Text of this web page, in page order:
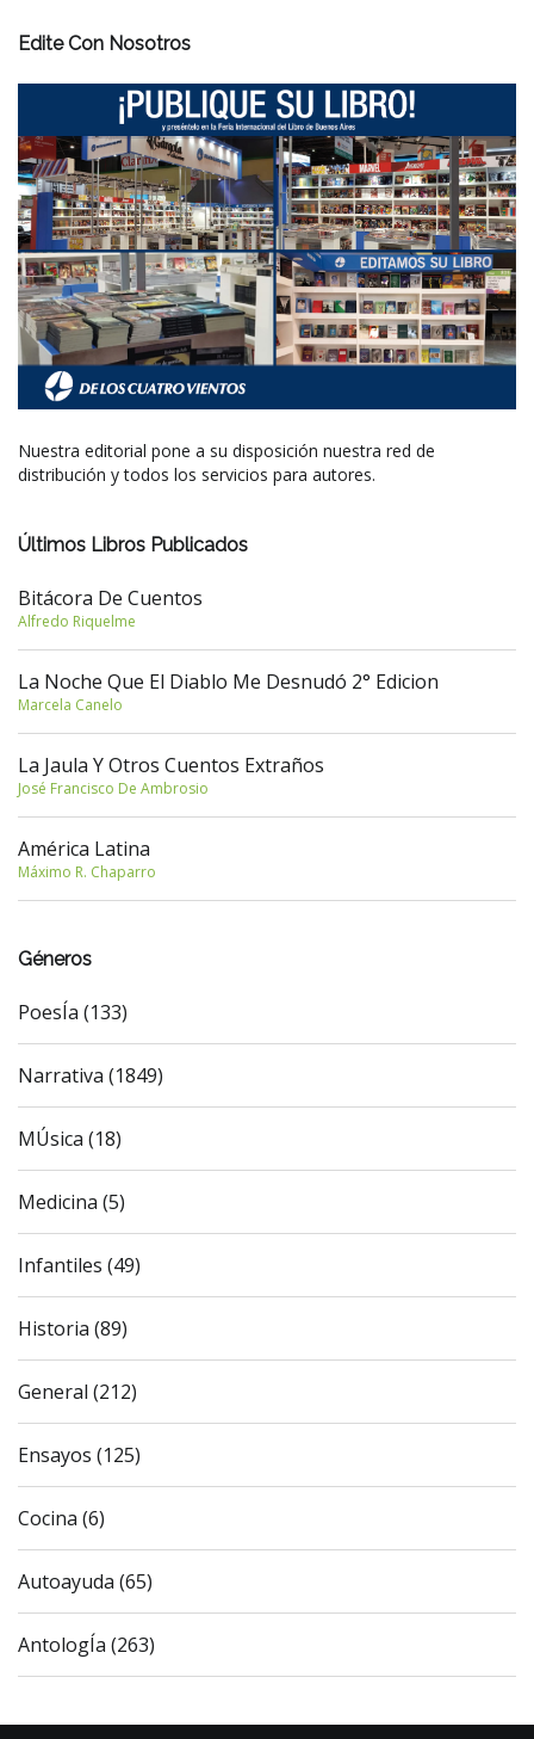
Edite Con Nosotros
Nuestra editorial pone a su disposición nuestra red de
distribución y todos los servicios para autores.
Últimos Libros Publicados
Bitácora De Cuentos
Alfredo Riquelme
La Noche Que El Diablo Me Desnudó 2° Edicion
Marcela Canelo
La Jaula Y Otros Cuentos Extraños
José Francisco De Ambrosio
América Latina
Máximo R. Chaparro
Géneros
PoesÍa (133)
Narrativa (1849)
MÚsica (18)
Medicina (5)
Infantiles (49)
Historia (89)
General (212)
Ensayos (125)
Cocina (6)
Autoayuda (65)
AntologÍa (263)